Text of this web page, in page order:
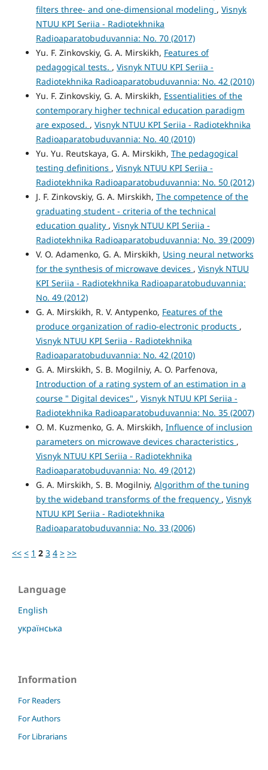
filters three- and one-dimensional modeling , Visnyk
NTUU KPI Seriia - Radiotekhnika
Radioaparatobuduvannia: No. 70 (2017)
Yu. F. Zinkovskiy, G. A. Mirskikh, Features of
pedagogical tests. , Visnyk NTUU KPI Seriia -
Radiotekhnika Radioaparatobuduvannia: No. 42 (2010)
Yu. F. Zinkovskiy, G. A. Mirskikh, Essentialities of the
contemporary higher technical education paradigm
are exposed. , Visnyk NTUU KPI Seriia - Radiotekhnika
Radioaparatobuduvannia: No. 40 (2010)
Yu. Yu. Reutskaya, G. A. Mirskikh, The pedagogical
testing definitions , Visnyk NTUU KPI Seriia -
Radiotekhnika Radioaparatobuduvannia: No. 50 (2012)
J. F. Zinkovskiy, G. A. Mirskikh, The competence of the
graduating student - criteria of the technical
education quality , Visnyk NTUU KPI Seriia -
Radiotekhnika Radioaparatobuduvannia: No. 39 (2009)
V. O. Adamenko, G. A. Mirskikh, Using neural networks
for the synthesis of microwave devices , Visnyk NTUU
KPI Seriia - Radiotekhnika Radioaparatobuduvannia:
No. 49 (2012)
G. A. Mirskikh, R. V. Antypenko, Features of the
produce organization of radio-electronic products ,
Visnyk NTUU KPI Seriia - Radiotekhnika
Radioaparatobuduvannia: No. 42 (2010)
G. A. Mirskikh, S. B. Mogilniy, A. O. Parfenova,
Introduction of a rating system of an estimation in a
course " Digital devices" , Visnyk NTUU KPI Seriia -
Radiotekhnika Radioaparatobuduvannia: No. 35 (2007)
O. M. Kuzmenko, G. A. Mirskikh, Influence of inclusion
parameters on microwave devices characteristics ,
Visnyk NTUU KPI Seriia - Radiotekhnika
Radioaparatobuduvannia: No. 49 (2012)
G. A. Mirskikh, S. B. Mogilniy, Algorithm of the tuning
by the wideband transforms of the frequency , Visnyk
NTUU KPI Seriia - Radiotekhnika
Radioaparatobuduvannia: No. 33 (2006)
<< < 1 2 3 4 > >>
Language
English
українська
Information
For Readers
For Authors
For Librarians